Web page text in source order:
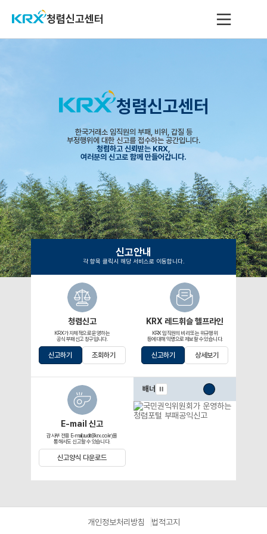
청렴신고센터
청렴신고센터
한국거래소 임직원의 부패, 비위, 갑질 등
부정행위에 대한 신고를 접수하는 공간입니다.
청렴하고 신뢰받는 KRX,
여러분의 신고로 함께 만들어갑니다.
신고안내
각 항목 클릭시 해당 서비스로 이동합니다.
청렴신고
KRX가 자체적으로 운영하는
공식 부패신고 창구입니다.
신고하기 조회하기
KRX 레드휘슬 헬프라인
KRX 임직원의 비리 또는 위규행위
등에 대해 익명으로 제보할 수 있습니다.
신고하기 상세보기
E-mail 신고
감사부 전용 E-mail(audit@krx.co.kr)을
통해서도 신고할 수 있습니다.
신고양식 다운로드
배너
개인정보처리방침 법적고지